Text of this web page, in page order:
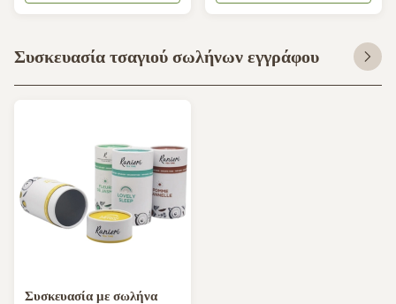
Συσκευασία τσαγιού σωλήνων εγγράφου
Συσκευασία με σωλήνα